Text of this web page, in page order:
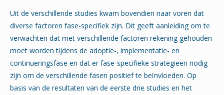
Uit de verschillende studies kwam bovendien naar voren dat
diverse factoren fase-specifiek zijn. Dit geeft aanleiding om te
verwachten dat met verschillende factoren rekening gehouden
moet worden tijdens de adoptie-, implementatie- en
continueringsfase en dat er fase-specifieke strategieën nodig
zijn om de verschillende fasen positief te beïnvloeden. Op
basis van de resultaten van de eerste drie studies en het